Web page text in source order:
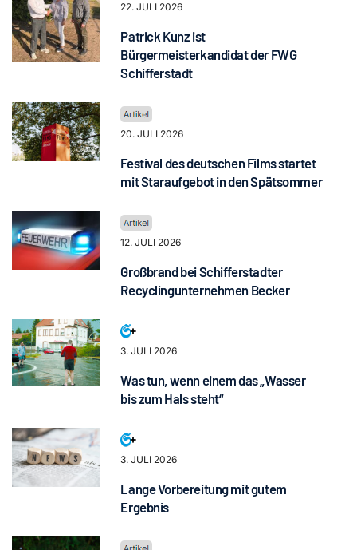
22. JULI 2026
Patrick Kunz ist
Bürgermeisterkandidat der FWG
Schifferstadt
20. JULI 2026
Festival des deutschen Films startet
mit Staraufgebot in den Spätsommer
12. JULI 2026
Großbrand bei Schifferstadter
Recyclingunternehmen Becker
3. JULI 2026
Was tun, wenn einem das „Wasser
bis zum Hals steht“
3. JULI 2026
Lange Vorbereitung mit gutem
Ergebnis